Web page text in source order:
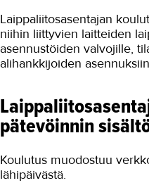
Laippaliitosasentajan
niihin liittyvien laitteiden
asennustöiden valvojille,
alihankkijoiden
pätevöinnin
Koulutus muodostuu
lähipäivästä.